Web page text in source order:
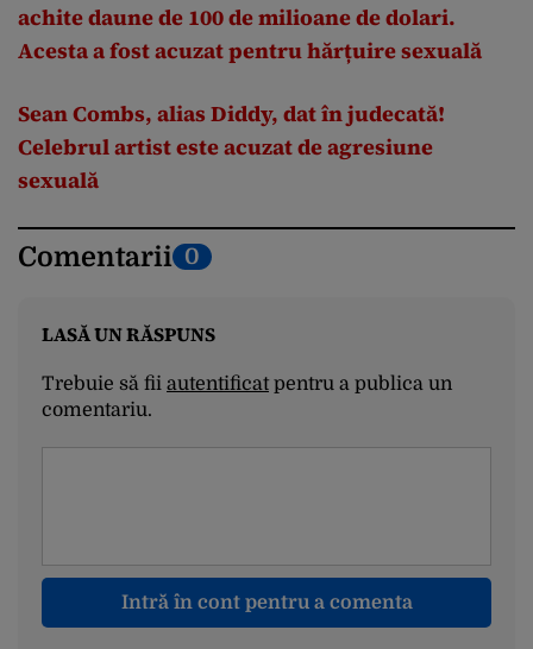
achite daune de 100 de milioane de dolari.
Acesta a fost acuzat pentru hărțuire sexuală
Sean Combs, alias Diddy, dat în judecată!
Celebrul artist este acuzat de agresiune
sexuală
Comentarii 0
LASĂ UN RĂSPUNS
Trebuie să fii autentificatpentru a publica un
comentariu.
Intră în cont pentru a comenta